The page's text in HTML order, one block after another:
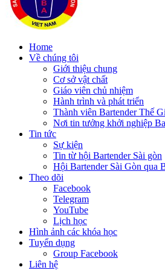
Home
Về chúng tôi
Giới thiệu chung
Cơ sở vật chất
Giáo viên chủ nhiệm
Hành trình và phát triển
Thành viên Bartender Thế
Nơi tin tưởng khởi nghiệp
Tin tức
Sự kiện
Tin từ hội Bartender Sài gòn
Hội Bartender Sài Gòn qua
Theo dõi
Facebook
Telegram
YouTube
Lịch học
Hình ảnh các khóa học
Tuyển dụng
Group Facebook
Liên hệ